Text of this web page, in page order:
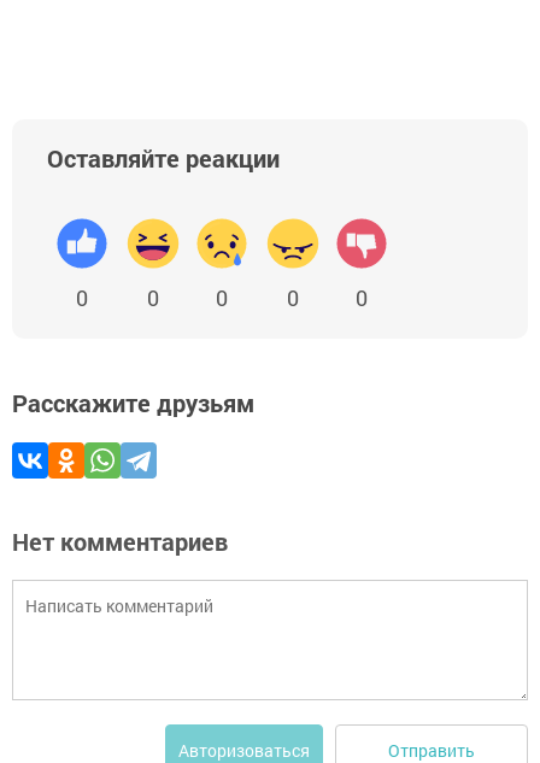
Оставляйте реакции
0 0 0 0 0
Расскажите друзьям
Нет комментариев
Авторизоваться Отправить